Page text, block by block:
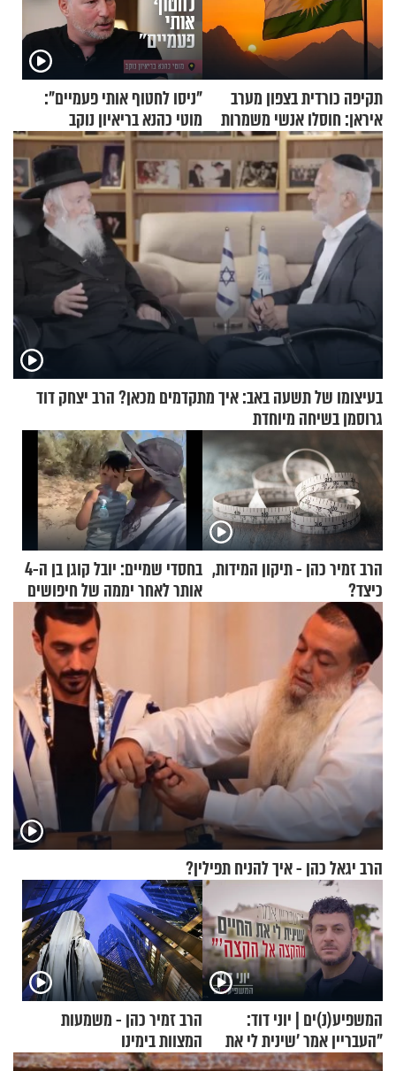
תקיפה כורדית בצפון מערב
איראן: חוסלו אנשי משמרות
המהפכה
"ניסו לחטוף אותי פעמיים":
מוטי כהנא בריאיון נוקב
בעיצומו של תשעה באב: איך מתקדמים מכאן? הרב יצחק דוד
גרוסמן בשיחה מיוחדת
הרב זמיר כהן - תיקון המידות,
כיצד?
בחסדי שמיים: יובל קוגן בן ה-4
אותר לאחר יממה של חיפושים
הרב יגאל כהן - איך להניח תפילין?
המשפיע(נ)ים | יוני דוד:
"העבריין אמר 'שינית לי את
החיים מהקצה אל הקצה'"
הרב זמיר כהן - משמעות
המצוות בימינו